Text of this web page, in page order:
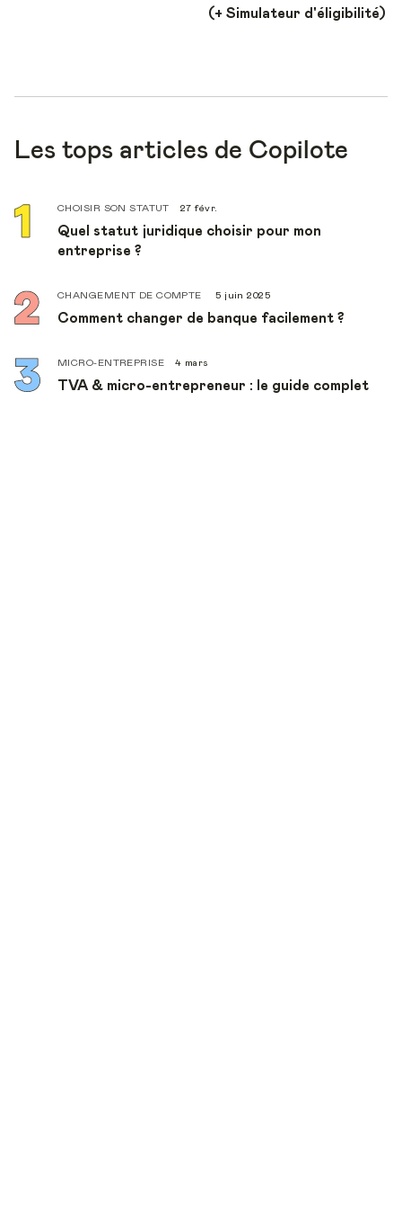
(+ Simulateur d'éligibilité)
Les tops articles de Copilote
CHOISIR SON STATUT 27 févr.
Quel statut juridique choisir pour mon
entreprise ?
CHANGEMENT DE COMPTE 5 juin 2025
Comment changer de banque facilement ?
MICRO-ENTREPRISE 4 mars
TVA & micro-entrepreneur : le guide complet